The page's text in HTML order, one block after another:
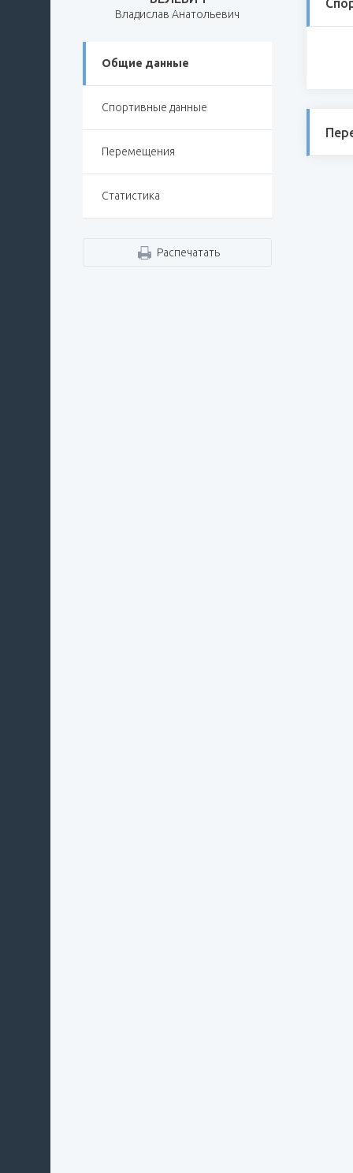
Владислав Анатольевич
Общие данные
Спортивные данные
Перемещения
Статистика
Распечатать